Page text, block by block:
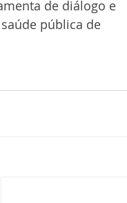
de diálogo e
pública de